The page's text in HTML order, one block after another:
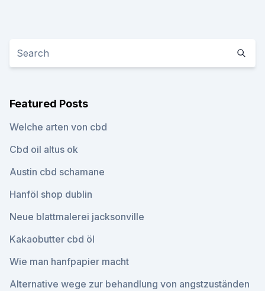
Featured Posts
Welche arten von cbd
Cbd oil altus ok
Austin cbd schamane
Hanföl shop dublin
Neue blattmalerei jacksonville
Kakaobutter cbd öl
Wie man hanfpapier macht
Alternative wege zur behandlung von angstzuständen